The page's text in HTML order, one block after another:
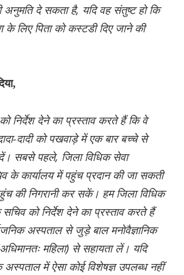
दे सकता है, यदि वह संतुष्ट हो कि
के लिए पिता को कस्टडी दिए जाने की
निर्देश देने का प्रस्ताव करते हैं कि वे
दादी को पखवाड़े में एक बार बच्चे से
सबसे पहले, जिला विधिक सेवा
के कार्यालय में पहुंच प्रदान की जा सकती
की निगरानी कर सकें। हम जिला विधिक
को निर्देश देने का प्रस्ताव करते हैं
अस्पताल से जुड़े बाल मनोवैज्ञानिक
महिला) से सहायता लें। यदि
अस्पताल में ऐसा कोई विशेषज्ञ उपलब्ध नहीं